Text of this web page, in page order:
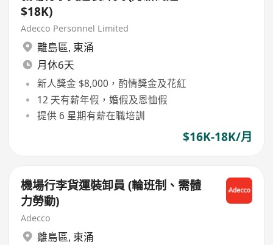
$18K)
Adecco Personnel Limited
離島區, 東涌
月休6天
新人獎金 $8,000，酌情獎金及花紅
12 天有薪年假，婚假及恩恤假
提供 6 星期有薪在職培訓
$16K-18K/月
機場行李貨運裝卸員 (輪班制、需體
力勞動)
Adecco
離島區, 東涌